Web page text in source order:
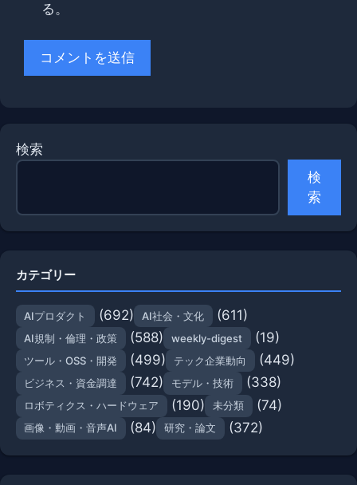
る。
検索
検
索
カテゴリー
AIプロダクト (692) AI社会・文化 (611)
AI規制・倫理・政策 (588) weekly-digest (19)
ツール・OSS・開発 (499) テック企業動向 (449)
ビジネス・資金調達 (742) モデル・技術 (338)
ロボティクス・ハードウェア (190) 未分類 (74)
画像・動画・音声AI (84) 研究・論文 (372)